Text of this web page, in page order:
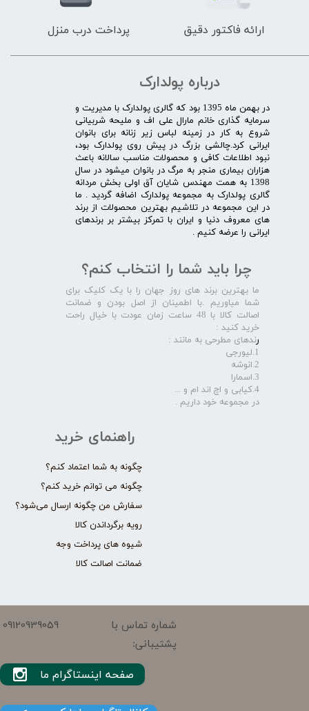
ارائه فاکتور دقیق پرداخت درب منزل
درباره پولدارک
در بهمن ماه 1395 بود که گالری پولدارک با مدیریت و
سرمایه گذاری خانم مارال علی اف و ملیحه شربیانی
شروع به کار در زمینه لباس زیر زنانه برای بانوان
ایرانی کرد.چالشی بزرگ در پیش روی پولدارک بود،
نبود اطلاعات کافی و محصولات مناسب سالانه باعث
هزاران بیماری منجر به مرگ در بانوان میشود در سال
1398 به همت مهندس شایان آق اولی بخش مردانه
گالری پولدارک به مجموعه پولدارک اضافه گردید . ما
در این مجموعه در تلاشیم بهترین محصولات از برند
های معروف دنیا و ایران با تمرکز بیشتر بر برندهای
ایرانی را عرضه کنیم .​​​​​​​
راهنمای خرید
چگونه به شما اعتماد کنم؟
چگونه می توانم خرید کنم؟
سفارش من چگونه ارسال می‌شود؟
رویه برگرداندن کالا
شیوه های پرداخت وجه
ضمانت اصالت کالا
چرا باید شما را انتخاب کنم؟
ما بهترین برند های روز جهان را با یک کلیک برای
شما میاوریم .با اطمینان از اصل بودن و ضمانت
اصالت کالا با 48 ساعت زمان عودت با خیال راحت
خرید کنید :
رندهای مطرحی به مانند :
1.لیورجی
2.انوشه
3.اسمارا
4.کیابی و اچ اند ام و ...
در مجموعه خود داریم .​​​​​​​
شماره تماس با
پشتیبانی:
09120939059
صفحه اینستاگرام ما